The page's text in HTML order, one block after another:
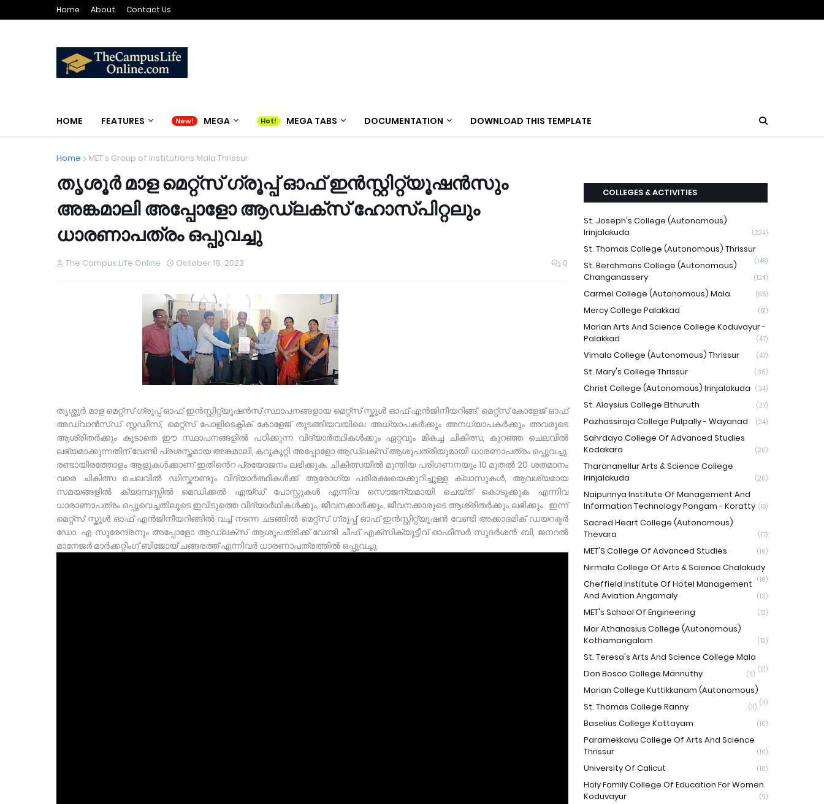
Home About Contact Us
HOME FEATURES MEGA MEGA TABS DOCUMENTATION DOWNLOAD THIS TEMPLATE
Home MET's Group of Institutions Mala Thrissur
തൃശൂർ മാള മെറ്റ്സ് ഗ്രൂപ്പ് ഓഫ് ഇൻസ്റ്റിറ്റ്യൂഷൻസും
അങ്കമാലി അപ്പോളോ ആഡ്ലക്സ് ഹോസ്പിറ്റലും
ധാരണാപത്രം ഒപ്പുവച്ചു
The Campus Life Online October 18, 2023 0
തൃശ്ശൂർ മാള മെറ്റ്സ് ഗ്രൂപ്പ് ഓഫ് ഇൻസ്റ്റിറ്റ്യൂഷൻസ് സ്ഥാപനങ്ങളായ മെറ്റ്സ് സ്കൂൾ ഓഫ് എൻജിനീയറിങ്ങ്, മെറ്റ്സ് കോളേജ് ഓഫ്
അഡ്വാൻസ്ഡ് സ്റ്റഡീസ്, മെറ്റ്സ് പോളിടെക്നിക് കോളേജ് തുടങ്ങിയവയിലെ അധ്യാപകർക്കും അനധ്യാപകർക്കും അവരുടെ
ആശ്രിതർക്കും കൂടാതെ ഈ സ്ഥാപനങ്ങളിൽ പഠിക്കുന്ന വിദ്യാർത്ഥികൾക്കും ഏറ്റവും മികച്ച ചികിത്സ, കുറഞ്ഞ ചെലവിൽ
ലഭ്യമാക്കുന്നതിന് വേണ്ടി പ്രശസ്തമായ അങ്കമാലി, കറുകുറ്റി അപ്പോളോ ആഡ്ലക്സ് ആശുപത്രിയുമായി ധാരണാപത്രം ഒപ്പുവച്ചു.
രണ്ടായിരത്തോളം ആളുകൾക്കാണ് ഇതിൻെറ പ്രയോജനം ലഭിക്കുക. ചികിത്സയിൽ മുന്തിയ പരിഗണനയും 10 മുതൽ 20 ശതമാനം
വരെ ചികിത്സ ചെലവിൽ ഡിസ്കൗണ്ടും വിദ്യാർത്ഥികൾക്ക് ആരോഗ്യ പരിരക്ഷയെക്കുറിച്ചുള്ള ക്ലാസുകൾ, ആവശ്യമായ
സമയങ്ങളിൽ ക്യാമ്പസ്സിൽ മെഡിക്കൽ എയ്ഡ് പോസ്റ്റുകൾ എന്നിവ സൌജന്യമായി ചെയ്ത് കൊടുക്കുക എന്നിവ
ധാരാണാപത്രം ഒപ്പുവെച്ചതിലൂടെ ഇവിടുത്തെ വിദ്യാർഥികൾക്കും, ജീവനക്കാർക്കും, ജീവനക്കാരുടെ ആശ്രിതർക്കും ലഭിക്കും. ഇന്ന്
മെറ്റ്സ് സ്കൂൾ ഓഫ് എൻജിനീയറിങ്ങിൽ വച്ച് നടന്ന ചടങ്ങിൽ മെറ്റ്സ് ഗ്രൂപ്പ് ഓഫ് ഇൻസ്റ്റിറ്റ്യൂഷൻ വേണ്ടി അക്കാദമിക് ഡയറക്ടർ
ഡോ. എ സുരേന്ദ്രനും അപ്പോളോ ആഡ്ലക്സ് ആശുപത്രിക്ക് വേണ്ടി ചീഫ് എക്സിക്യൂട്ടീവ് ഓഫീസർ സുദർശൻ ബി, ജനറൽ
മാനേജർ മാർക്കറ്റിംഗ് ബിജോയ് ചങ്ങരത്ത് എന്നിവർ ധാരണാപത്രത്തിൽ ഒപ്പുവച്ചു.
COLLEGES & ACTIVITIES
St. Joseph's College (Autonomous)
Irinjalakuda
(224)
St. Thomas College (Autonomous) Thrissur
(148)
St. Berchmans College (Autonomous)
Changanassery
(124)
Carmel College (Autonomous) Mala (95)
Mercy College Palakkad (81)
Marian Arts And Science College Koduvayur -
Palakkad
(47)
Vimala College (Autonomous) Thrissur (47)
St. Mary's College Thrissur (36)
Christ College (Autonomous) Irinjalakuda (34)
St. Aloysius College Elthuruth (27)
Pazhassiraja College Pulpally - Wayanad (24)
Sahrdaya College Of Advanced Studies
Kodakara
(20)
Tharananellur Arts & Science College
Irinjalakuda
(20)
Naipunnya Institute Of Management And
Information Technology Pongam - Koratty (18)
Sacred Heart College (Autonomous)
Thevara
(17)
MET'S College Of Advanced Studies (16)
Nirmala College Of Arts & Science Chalakudy
(16)
Cheffield Institute Of Hotel Management
And Aviation Angamaly
(13)
MET's School Of Engineering (12)
Mar Athanasius College (Autonomous)
Kothamangalam
(12)
St. Teresa's Arts And Science College Mala
(12)
Don Bosco College Mannuthy (11)
Marian College Kuttikkanam (Autonomous)
(11)
St. Thomas College Ranny (11)
Baselius College Kottayam (10)
Paramekkavu College Of Arts And Science
Thrissur
(10)
University Of Calicut (10)
Holy Family College Of Education For Women
Koduvayur
(9)